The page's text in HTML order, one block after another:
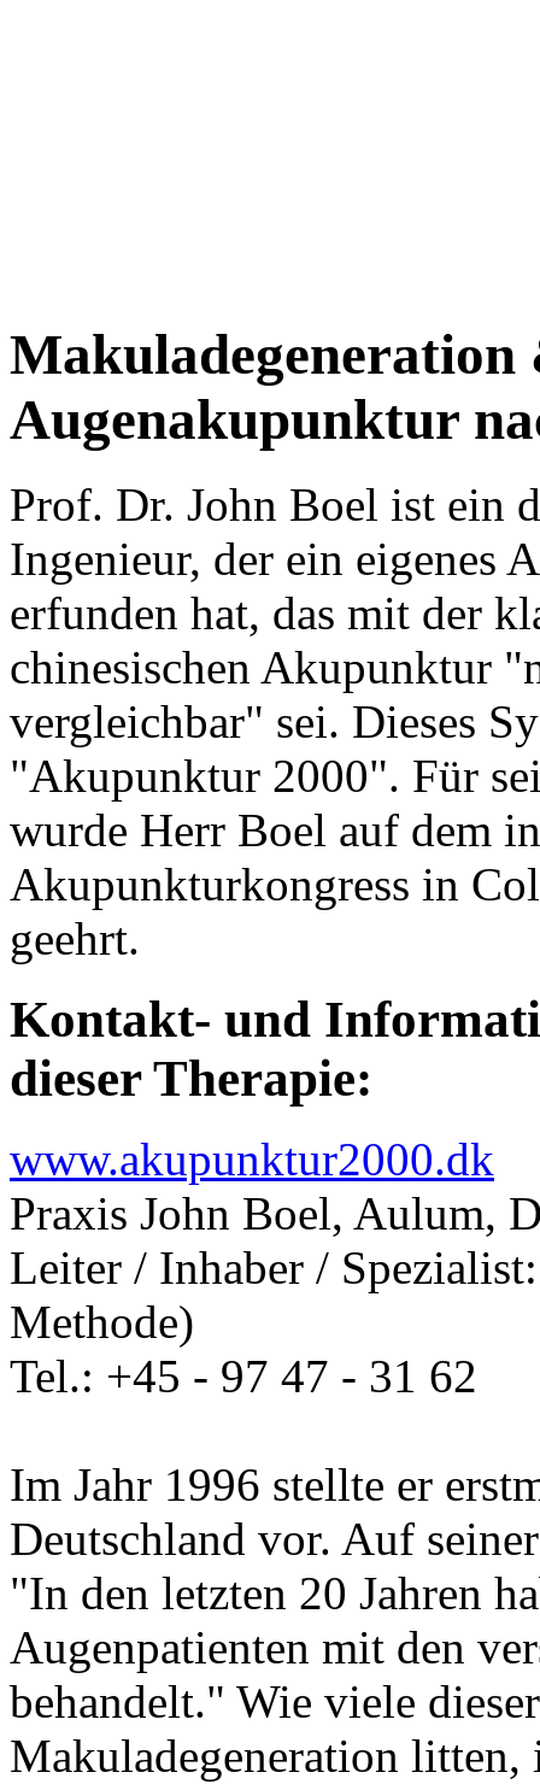
Makuladegeneration
Augenakupunktur
Prof. Dr. John Boel ist ein
Ingenieur, der ein eigenes
erfunden hat, das mit der
chinesischen Akupunktur
vergleichbar" sei. Dieses
"Akupunktur 2000". Für
wurde Herr Boel auf dem
Akupunkturkongress in
geehrt.
Kontakt- und
dieser Therapie:
www.akupunktur2000.dk
Praxis John Boel, Aulum,
Leiter / Inhaber /
Methode)
Tel.: +45 - 97 47 - 31 62
Im Jahr 1996 stellte er
Deutschland vor. Auf
"In den letzten 20 Jahren
Augenpatienten mit den
behandelt." Wie viele
Makuladegeneration litten,